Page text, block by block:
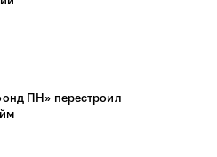
ПН» перестроил